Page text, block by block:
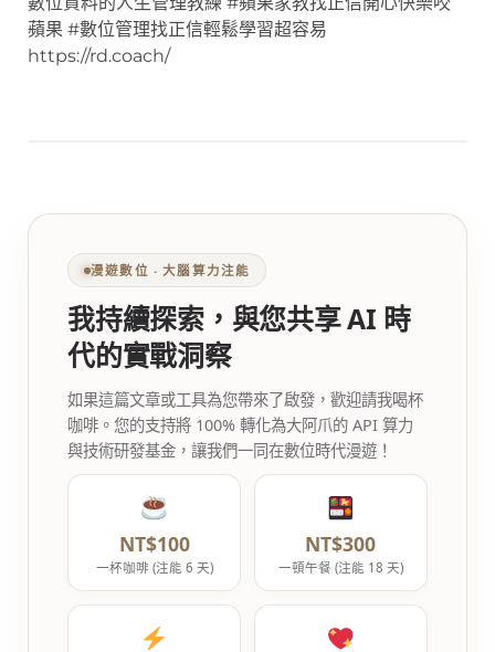
蘋果 #數位管理找正信輕鬆學習超容易
https://rd.coach/
漫遊數位 ‧ 大腦算力注能
我持續探索，與您共享 AI 時
代的實戰洞察
如果這篇文章或工具為您帶來了啟發，歡迎請我喝杯
咖啡。您的支持將 100% 轉化為大阿爪的 API 算力
與技術研發基金，讓我們一同在數位時代漫遊！
NT$100
一杯咖啡 (注能 6 天)
NT$300
一頓午餐 (注能 18 天)